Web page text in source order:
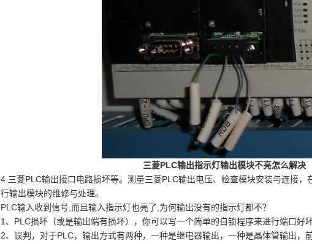
三菱PLC输出指示灯输出模块不亮怎么解决
4.三菱PLC输出接口电路损坏等。测量三菱PLC输出电压、检查模块安装与连接，
行输出模块的维修与处理。
PLC输入收到信号,而且输入指示灯也亮了,为何输出没有的指示灯都不？
1、PLC损坏（或是输出端有损坏），你可以写一个简单的自锁程序来进行端口好坏
2、误判，对于PLC，输出方式有两种，一种是继电器输出，一种是晶体管输出，